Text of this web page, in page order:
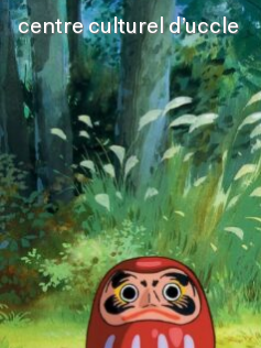
centre culturel d’uccle